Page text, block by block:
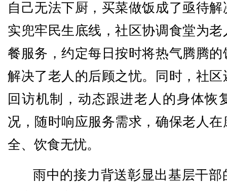
自己无法下厨，买菜做饭成了亟待
实兜牢民生底线，社区协调食堂为
餐服务，约定每日按时将热气腾腾
解决了老人的后顾之忧。同时，社
回访机制，动态跟进老人的身体恢
况，随时响应服务需求，确保老人
全、饮食无忧。
雨中的接力背送彰显出基层干部